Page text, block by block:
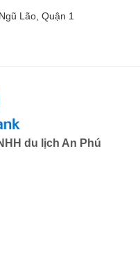
Lão, Quận 1
du lịch An Phú